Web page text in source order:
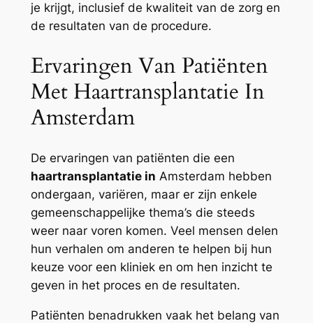
je krijgt, inclusief de kwaliteit van de zorg en
de resultaten van de procedure.
Ervaringen Van Patiënten
Met Haartransplantatie In
Amsterdam
De ervaringen van patiënten die een
haartransplantatie in Amsterdam hebben
ondergaan, variëren, maar er zijn enkele
gemeenschappelijke thema’s die steeds
weer naar voren komen. Veel mensen delen
hun verhalen om anderen te helpen bij hun
keuze voor een kliniek en om hen inzicht te
geven in het proces en de resultaten.
Patiënten benadrukken vaak het belang van